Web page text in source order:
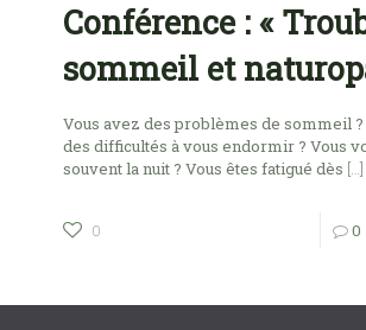
Conférence : «
sommeil et
Vous avez des problèmes de sommeil ?
des difficultés à vous endormir ? Vous
souvent la nuit ? Vous êtes fatigué dès […]
0 0